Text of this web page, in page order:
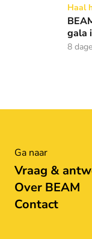
BEAM x WAY:Haal
gala
8
Ga naar
Vraag &
Over BEAM
Contact